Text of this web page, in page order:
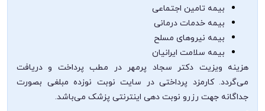
بیمه تامین اجتماعی
بیمه خدمات درمانی
بیمه نیروهای مسلح
بیمه سلامت ایرانیان
هزینه ویزیت دکتر سجاد پرمهر در مطب پرداخت و دریافت
می‌گردد. کارمزد پرداختی در سایت نوبت نوزده مبلغی بصورت
جداگانه جهت رزرو نوبت دهی اینترنتی پزشک می‌باشد.